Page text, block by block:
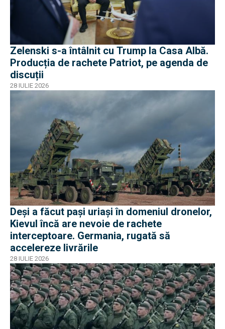
Zelenski s-a întâlnit cu Trump la Casa Albă.
Producția de rachete Patriot, pe agenda de
discuții
28 IULIE 2026
Deși a făcut pași uriași în domeniul dronelor,
Kievul încă are nevoie de rachete
interceptoare. Germania, rugată să
accelereze livrările
28 IULIE 2026